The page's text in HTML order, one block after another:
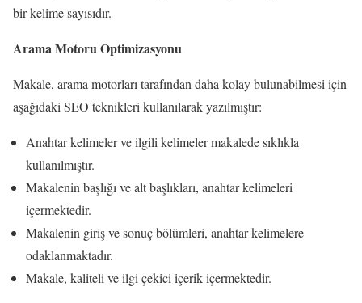
bir kelime sayısıdır.
Arama Motoru Optimizasyonu
Makale, arama motorları tarafından daha kolay bulunabilmesi için
aşağıdaki SEO teknikleri kullanılarak yazılmıştır:
Anahtar kelimeler ve ilgili kelimeler makalede sıklıkla
kullanılmıştır.
Makalenin başlığı ve alt başlıkları, anahtar kelimeleri
içermektedir.
Makalenin giriş ve sonuç bölümleri, anahtar kelimelere
odaklanmaktadır.
Makale, kaliteli ve ilgi çekici içerik içermektedir.